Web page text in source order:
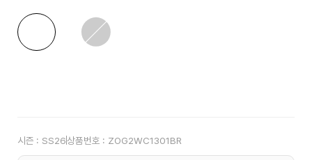
시즌 : SS26상품번호 : ZOG2WC1301BR